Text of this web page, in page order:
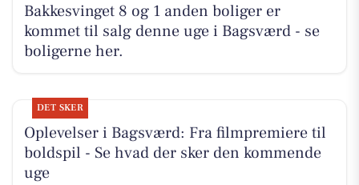
Bakkesvinget 8 og 1 anden boliger er
kommet til salg denne uge i Bagsværd - se
boligerne her.
DET SKER
Oplevelser i Bagsværd: Fra filmpremiere til
boldspil - Se hvad der sker den kommende
uge